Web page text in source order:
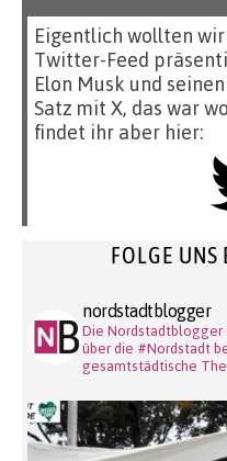
Eigentlich wollten
Twitter-Feed
Elon Musk und
Satz mit X, das war
findet ihr aber hier:
FOLGE
nordstadtblogger
Die Nordstadtblogger
über die #Nordstadt
gesamtstädtische